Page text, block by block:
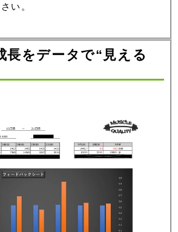
い。
長をデータで“見える